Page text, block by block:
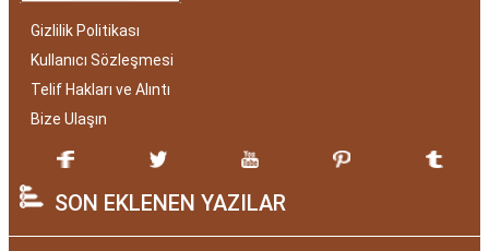
Gizlilik Politikası
Kullanıcı Sözleşmesi
Telif Hakları ve Alıntı
Bize Ulaşın
SON EKLENEN YAZILAR